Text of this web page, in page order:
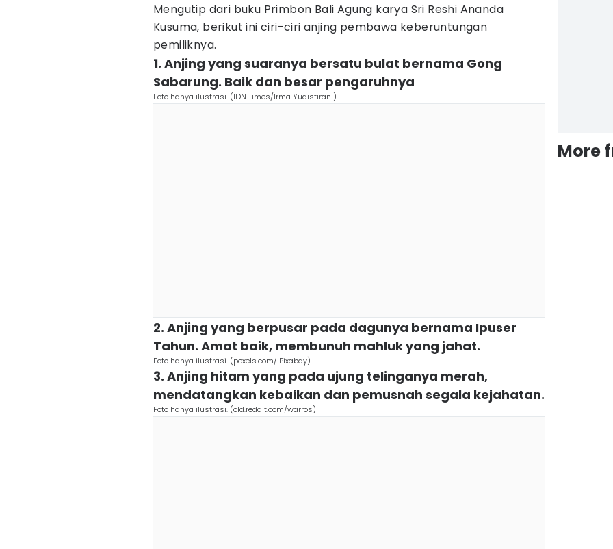
Mengutip dari buku Primbon Bali Agung karya Sri Reshi Ananda
Kusuma, berikut ini ciri-ciri anjing pembawa keberuntungan
pemiliknya.
1. Anjing yang suaranya bersatu bulat bernama Gong
Sabarung. Baik dan besar pengaruhnya
Foto hanya ilustrasi. (IDN Times/Irma Yudistirani)
2. Anjing yang berpusar pada dagunya bernama Ipuser
Tahun. Amat baik, membunuh mahluk yang jahat.
Foto hanya ilustrasi. (pexels.com/ Pixabay)
3. Anjing hitam yang pada ujung telinganya merah,
mendatangkan kebaikan dan pemusnah segala kejahatan.
Foto hanya ilustrasi. (old.reddit.com/warros)
More